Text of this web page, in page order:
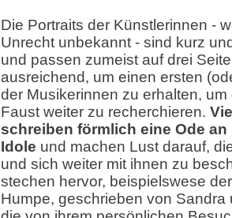
Die Portraits der Künstlerinnen -
Unrecht unbekannt - sind kurz
und passen zumeist auf drei
ausreichend, um einen ersten
der Musikerinnen zu erhalten,
Faust weiter zu recherchieren.
schreiben förmlich eine Ode
Idole und machen Lust darauf,
und sich weiter mit ihnen zu
stechen hervor, beispielswese
Humpe, geschrieben von Sandra